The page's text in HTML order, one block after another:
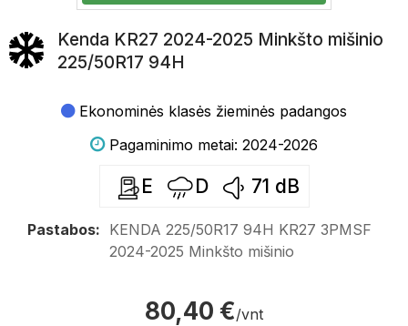
Kenda KR27 2024-2025 Minkšto mišinio
225/50R17 94H
Ekonominės klasės žieminės padangos
Pagaminimo metai: 2024-2026
E D 71 dB
Pastabos: KENDA 225/50R17 94H KR27 3PMSF
2024-2025 Minkšto mišinio
80,40 €/vnt